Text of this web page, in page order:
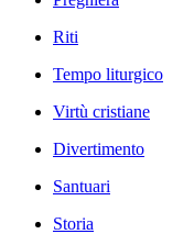
Riti
Tempo liturgico
Virtù cristiane
Divertimento
Santuari
Storia